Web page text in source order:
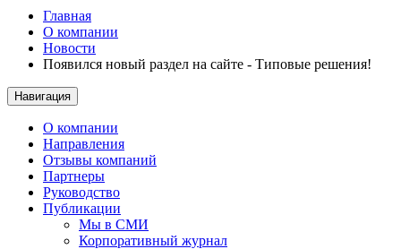
Главная
О компании
Новости
Появился новый раздел на сайте - Типовые решения!
Навигация
О компании
Направления
Отзывы компаний
Партнеры
Руководство
Публикации
Мы в СМИ
Корпоративный журнал